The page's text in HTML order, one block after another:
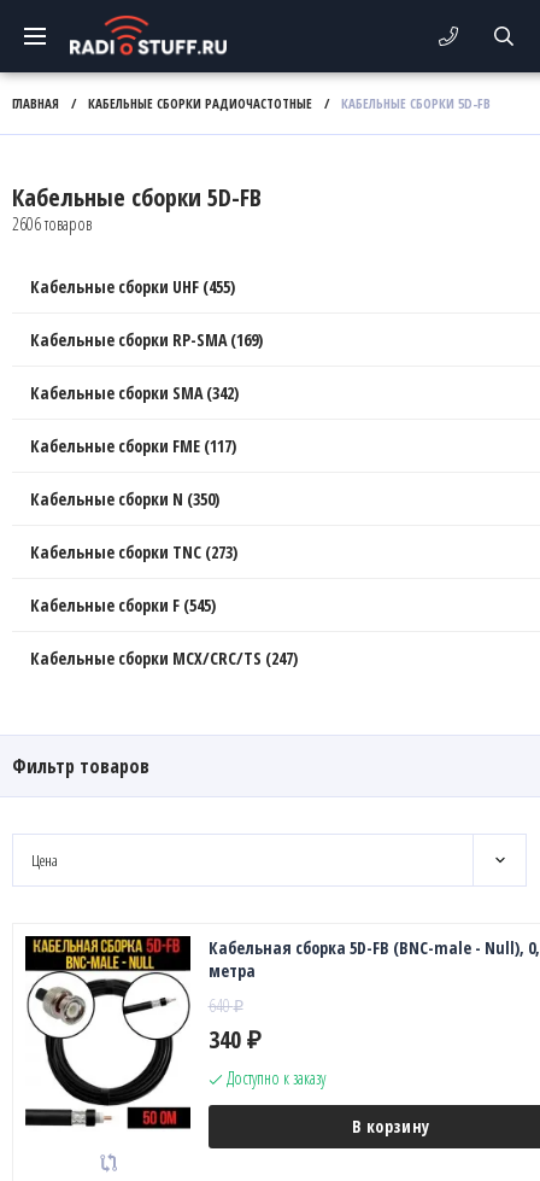
ГЛАВНАЯ / КАБЕЛЬНЫЕ СБОРКИ РАДИОЧАСТОТНЫЕ / КАБЕЛЬНЫЕ СБОРКИ 5D-FB
Кабельные сборки 5D-FB
2606 товаров
Кабельные сборки UHF (455)
Кабельные сборки RP-SMA (169)
Кабельные сборки SMA (342)
Кабельные сборки FME (117)
Кабельные сборки N (350)
Кабельные сборки TNC (273)
Кабельные сборки F (545)
Кабельные сборки MCX/CRC/TS (247)
Фильтр товаров
Цена
Кабельная сборка 5D-FB (BNC-male - Null),
метра
640₽
340 ₽
Доступно к заказу
В корзину